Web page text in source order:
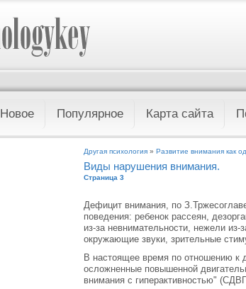
Новое Популярное Карта сайта
Другая психология » Развитие внимания как
Виды нарушения внимания.
Страница 3
Дефицит внимания, по
поведения: ребенок рассеян,
из-за невнимательности, нежели
окружающие звуки, зрительные
В настоящее время по отношению к
осложненные повышенной
внимания с гиперактивностью"